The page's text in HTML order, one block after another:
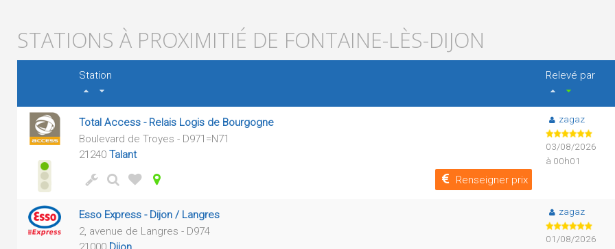
STATIONS À PROXIMITIÉ DE FONTAINE-LÈS-DIJON
Station
Relevé par
Total Access - Relais Logis de Bourgogne
Boulevard de Troyes - D971=N71
21240 Talant
Renseigner prix
zagaz
03/08/2026
à 00h01
Esso Express - Dijon / Langres
2, avenue de Langres - D974
zagaz
01/08/2026